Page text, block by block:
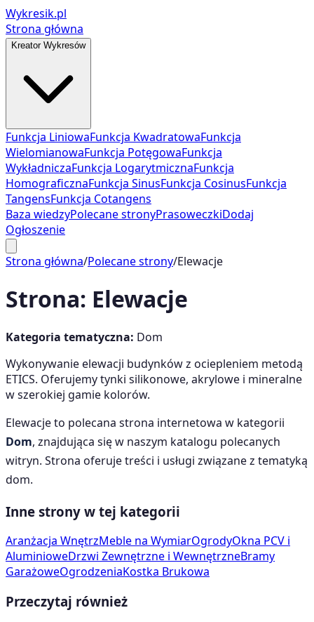
Wykresik.pl
Strona główna
Kreator Wykresów
Funkcja LiniowaFunkcja KwadratowaFunkcja
WielomianowaFunkcja PotęgowaFunkcja
WykładniczaFunkcja LogarytmicznaFunkcja
HomograficznaFunkcja SinusFunkcja CosinusFunkcja
TangensFunkcja Cotangens
Baza wiedzyPolecane stronyPrasoweczkiDodaj
Ogłoszenie
Strona główna/Polecane strony/Elewacje
Strona: Elewacje
Kategoria tematyczna: Dom
Wykonywanie elewacji budynków z ociepleniem metodą
ETICS. Oferujemy tynki silikonowe, akrylowe i mineralne
w szerokiej gamie kolorów.
Elewacjeto polecana strona internetowa w kategorii
Dom, znajdująca się w naszym katalogu polecanych
witryn. Strona oferuje treści i usługi związane z tematyką
dom.
Inne strony w tej kategorii
Aranżacja WnętrzMeble na WymiarOgrodyOkna PCV i
AluminioweDrzwi Zewnętrzne i WewnętrzneBramy
GarażoweOgrodzeniaKostka Brukowa
Przeczytaj również